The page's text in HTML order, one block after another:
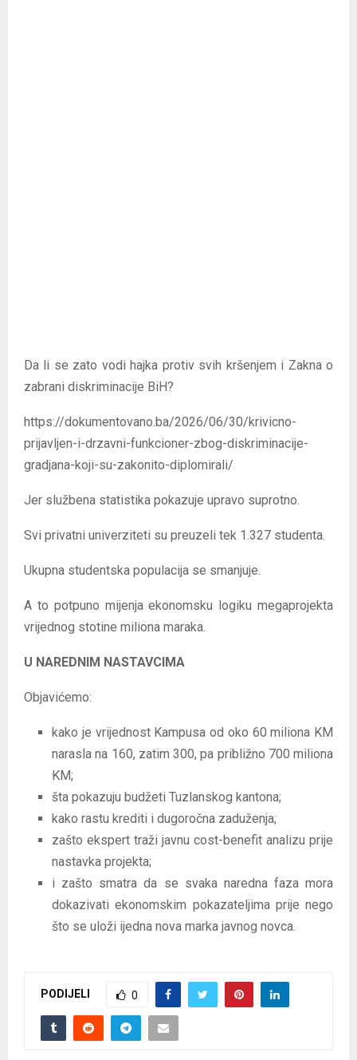
Da li se zato vodi hajka protiv svih kršenjem i Zakna o
zabrani diskriminacije BiH?
https://dokumentovano.ba/2026/06/30/krivicno-
prijavljen-i-drzavni-funkcioner-zbog-diskriminacije-
gradjana-koji-su-zakonito-diplomirali/
Jer službena statistika pokazuje upravo suprotno.
Svi privatni univerziteti su preuzeli tek 1.327 studenta.
Ukupna studentska populacija se smanjuje.
A to potpuno mijenja ekonomsku logiku megaprojekta
vrijednog stotine miliona maraka.
U NAREDNIM NASTAVCIMA
Objavićemo:
kako je vrijednost Kampusa od oko 60 miliona KM
narasla na 160, zatim 300, pa približno 700 miliona
KM;
šta pokazuju budžeti Tuzlanskog kantona;
kako rastu krediti i dugoročna zaduženja;
zašto ekspert traži javnu cost-benefit analizu prije
nastavka projekta;
i zašto smatra da se svaka naredna faza mora
dokazivati ekonomskim pokazateljima prije nego
što se uloži ijedna nova marka javnog novca.
PODIJELI 0